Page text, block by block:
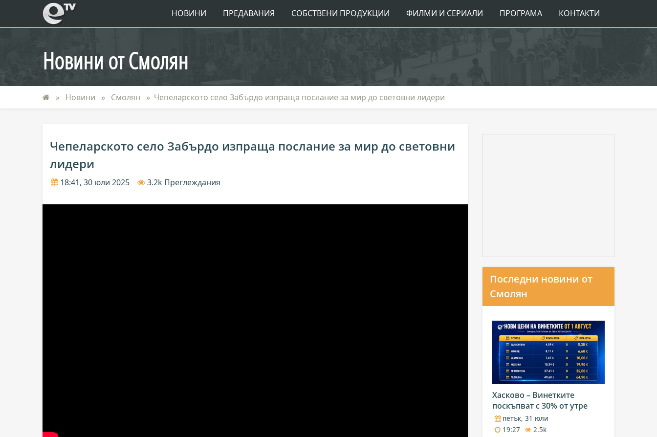
eTV НОВИНИ ПРЕДАВАНИЯ СОБСТВЕНИ ПРОДУКЦИИ ФИЛМИ И СЕРИАЛИ ПРОГРАМА КОНТАКТИ
Новини от Смолян
Новини Смолян Чепеларското село Забърдо изпраща послание за мир до световни лидери
Чепеларското село Забърдо изпраща послание за мир до световни
лидери
18:41, 30 юли 2025 3.2k Преглеждания
Последни новини от
Смолян
Хасково – Винетките
поскъпват с 30% от утре
петък, 31 юли
19:27
2.5k